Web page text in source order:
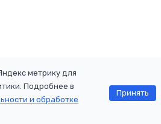
метрику для
Подробнее в
и обработке
Принять